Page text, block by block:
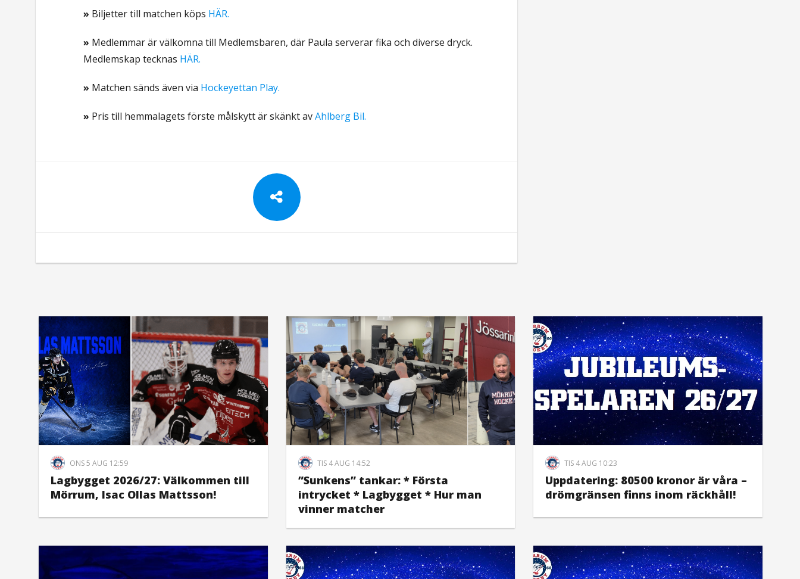
» Biljetter till matchen köps HÄR.
» Medlemmar är välkomna till Medlemsbaren, där Paula serverar fika och diverse dryck.
Medlemskap tecknas HÄR.
» Matchen sänds även via Hockeyettan Play.
» Pris till hemmalagets förste målskytt är skänkt avAhlberg Bil.
ONS 5 AUG 12:59
Lagbygget 2026/27: Välkommen till
Mörrum, Isac Ollas Mattsson!
TIS 4 AUG 14:52
”Sunkens” tankar: * Första
intrycket * Lagbygget * Hur man
vinner matcher
TIS 4 AUG 10:23
Uppdatering: 80500 kronor är våra –
drömgränsen finns inom räckhåll!